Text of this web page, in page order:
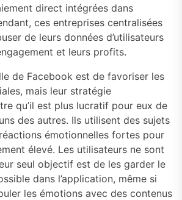
direct intégrées dans
ces entreprises centralisées
de leurs données d’utilisateurs
et leurs profits.
de Facebook est de favoriser les
mais leur stratégie
qu’il est plus lucratif pour eux de
des autres. Ils utilisent des sujets
émotionnelles fortes pour
élevé. Les utilisateurs ne sont
seul objectif est de les garder le
dans l’application, même si
les émotions avec des contenus